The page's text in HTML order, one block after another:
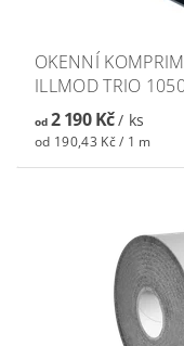
OKENNÍ
ILLMOD TRIO
od2 190 Kč/ ks
od 190,43 Kč / 1 m